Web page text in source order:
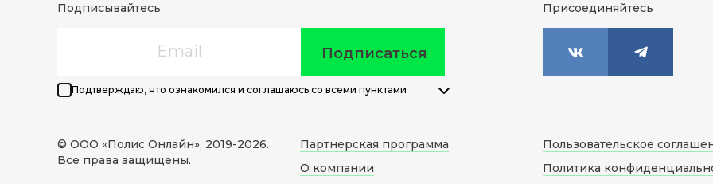
Подписывайтесь
Подписаться
Подтверждаю, что ознакомился и соглашаюсь со всеми пунктами
Присоединяйтесь
© ООО «Полис Онлайн», 2019-2026.
Все права защищены.
Партнерская программа
О компании
Пользовательское
Политика